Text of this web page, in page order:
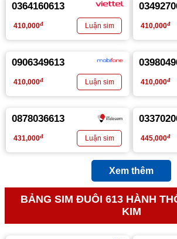
0364160613
410,000đ 410,000đ
0906349613
410,000đ 410,000đ
0878036613
431,000đ 445,000đ
Xem thêm
BẢNG SIM ĐUÔI 613 HÀNH
KIM